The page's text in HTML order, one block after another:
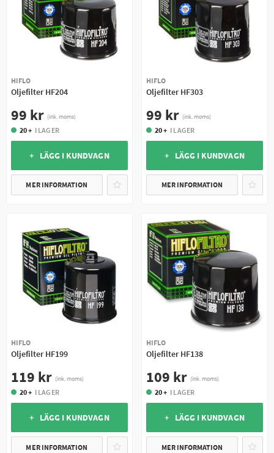
HIFLO
Oljefilter HF204
99 kr (ink. moms)
20 + I LAGER
+ LÄGG I KUNDVAGN
MER INFORMATION
HIFLO
Oljefilter HF303
99 kr (ink. moms)
20 + I LAGER
+ LÄGG I KUNDVAGN
MER INFORMATION
HIFLO
Oljefilter HF199
119 kr (ink. moms)
20 + I LAGER
+ LÄGG I KUNDVAGN
MER INFORMATION
HIFLO
Oljefilter HF138
109 kr (ink. moms)
20 + I LAGER
+ LÄGG I KUNDVAGN
MER INFORMATION